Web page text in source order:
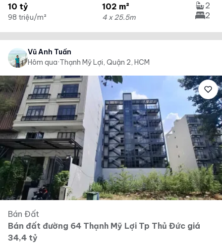
10 tỷ
98 triệu/m²
102 m²
4 x 25.5m
2
2
Vũ Anh Tuấn
Hôm qua·Thạnh Mỹ Lợi, Quận 2, HCM
Bán Đất
Bán đất đường 64 Thạnh Mỹ Lợi Tp Thủ Đức giá
34,4 tỷ